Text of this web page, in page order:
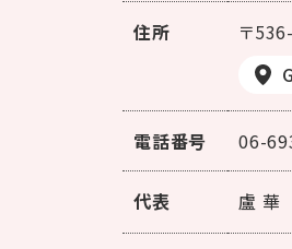
住所 〒
電話番号 06-
代表 盧 華